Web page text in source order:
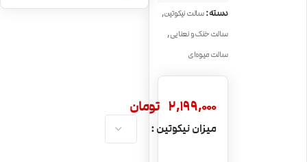
دسته:سالت نیکوتین,
سالت خنک و نعنایی,
سالت میوه‌ای
2,199,000 تومان
میزان نیکوتین
Grape